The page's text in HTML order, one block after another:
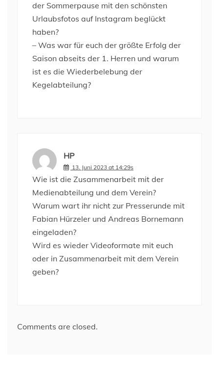
der Sommerpause mit den schönsten
Urlaubsfotos auf Instagram beglückt
haben?
– Was war für euch der größte Erfolg der
Saison abseits der 1. Herren und warum
ist es die Wiederbelebung der
Kegelabteilung?
HP
13. Juni 2023 at 14:29s
Wie ist die Zusammenarbeit mit der
Medienabteilung und dem Verein?
Warum wart ihr nicht zur Presserunde mit
Fabian Hürzeler und Andreas Bornemann
eingeladen?
Wird es wieder Videoformate mit euch
oder in Zusammenarbeit mit dem Verein
geben?
Comments are closed.